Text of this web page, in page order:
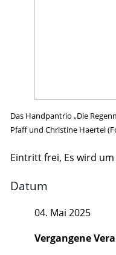
Das Handpantrio „Die
Pfaff und Christine Haertel
Eintritt frei, Es wird
Datum
04. Mai 2025
Vergangene